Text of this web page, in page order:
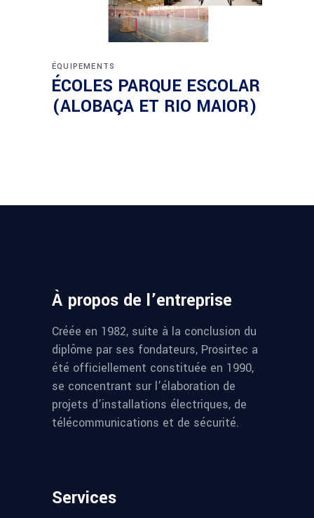
ÉQUIPEMENTS
ÉCOLES PARQUE ESCOLAR
(ALOBAÇA ET RIO MAIOR)
À propos de l’entreprise
Créée en 1982, suite à la conclusion du
diplôme par ses fondateurs, Prosirtec a
été officiellement constituée en 1990,
se concentrant sur l’élaboration de
projets d’installations électriques, de
télécommunications et de sécurité.
Services